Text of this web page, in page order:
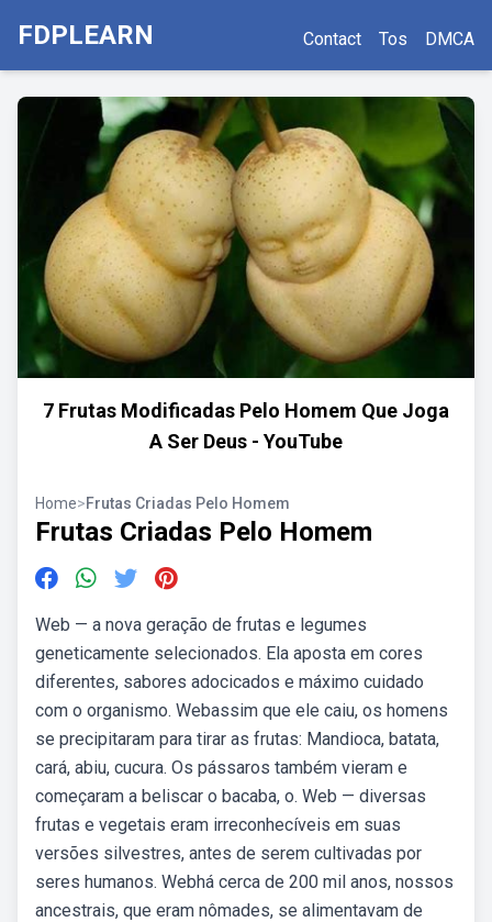
FDPLEARN Contact Tos DMCA
7 Frutas Modificadas Pelo Homem Que Joga
A Ser Deus - YouTube
Home>Frutas Criadas Pelo Homem
Frutas Criadas Pelo Homem
Web — a nova geração de frutas e legumes
geneticamente selecionados. Ela aposta em cores
diferentes, sabores adocicados e máximo cuidado
com o organismo. Webassim que ele caiu, os homens
se precipitaram para tirar as frutas: Mandioca, batata,
cará, abiu, cucura. Os pássaros também vieram e
começaram a beliscar o bacaba, o. Web — diversas
frutas e vegetais eram irreconhecíveis em suas
versões silvestres, antes de serem cultivadas por
seres humanos. Webhá cerca de 200 mil anos, nossos
ancestrais, que eram nômades, se alimentavam de